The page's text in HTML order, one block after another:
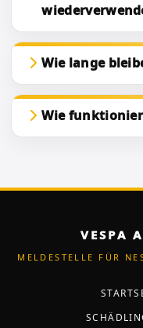
Wie lange
Wie
VESPA
MELDESTELLE FÜR